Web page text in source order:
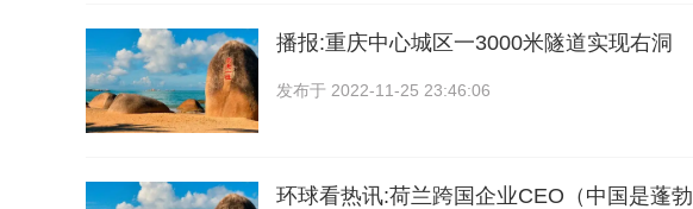
播报:重庆中心城区一3000米隧道实现右洞
发布于 2022-11-25 23:46:06
环球看热讯:荷兰跨国企业CEO（中国是蓬勃